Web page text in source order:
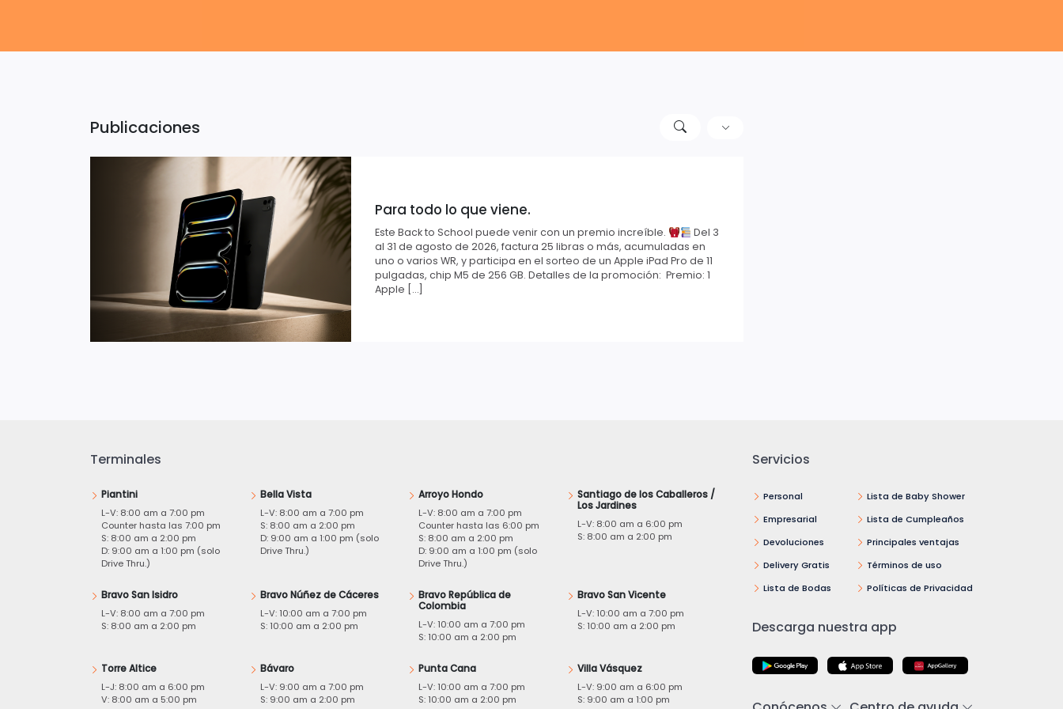
Publicaciones
Para todo lo que viene.
Este Back to School puede venir con un premio increíble.
Del 3
al 31 de agosto de 2026, factura 25 libras o más, acumuladas en
uno o varios WR, y participa en el sorteo de un Apple iPad Pro de 11
pulgadas, chip M5 de 256 GB. Detalles de la promoción: Premio: 1
Apple […]
Terminales
Piantini
L-V: 8:00 am a 7:00 pm
Counter hasta las 7:00 pm
S: 8:00 am a 2:00 pm
D: 9:00 am a 1:00 pm (solo
Drive Thru.)
Bella Vista
L-V: 8:00 am a 7:00 pm
S: 8:00 am a 2:00 pm
D: 9:00 am a 1:00 pm (solo
Drive Thru.)
Arroyo Hondo
L-V: 8:00 am a 7:00 pm
Counter hasta las 6:00 pm
S: 8:00 am a 2:00 pm
D: 9:00 am a 1:00 pm (solo
Drive Thru.)
Santiago de los Caballeros /
Los Jardines
L-V: 8:00 am a 6:00 pm
S: 8:00 am a 2:00 pm
Bravo San Isidro
L-V: 8:00 am a 7:00 pm
S: 8:00 am a 2:00 pm
Bravo Núñez de Cáceres
L-V: 10:00 am a 7:00 pm
S: 10:00 am a 2:00 pm
Bravo República de
Colombia
L-V: 10:00 am a 7:00 pm
S: 10:00 am a 2:00 pm
Bravo San Vicente
L-V: 10:00 am a 7:00 pm
S: 10:00 am a 2:00 pm
Torre Altice
L-J: 8:00 am a 6:00 pm
V: 8:00 am a 5:00 pm
Bávaro
L-V: 9:00 am a 7:00 pm
S: 9:00 am a 2:00 pm
Punta Cana
L-V: 10:00 am a 7:00 pm
S: 10:00 am a 2:00 pm
Villa Vásquez
L-V: 9:00 am a 6:00 pm
S: 9:00 am a 1:00 pm
Servicios
Personal
Empresarial
Devoluciones
Delivery Gratis
Lista de Bodas
Lista de Baby Shower
Lista de Cumpleaños
Principales ventajas
Términos de uso
Políticas de Privacidad
Descarga nuestra app